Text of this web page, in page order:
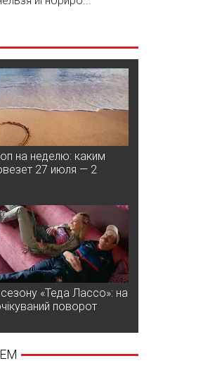
на неделю: каким
27 июля — 2
«Теда Лассо»: на
поворот